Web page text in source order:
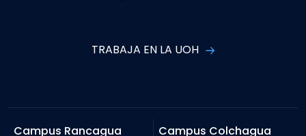
TRABAJA EN LA UOH
Campus Rancagua Campus Colchagua